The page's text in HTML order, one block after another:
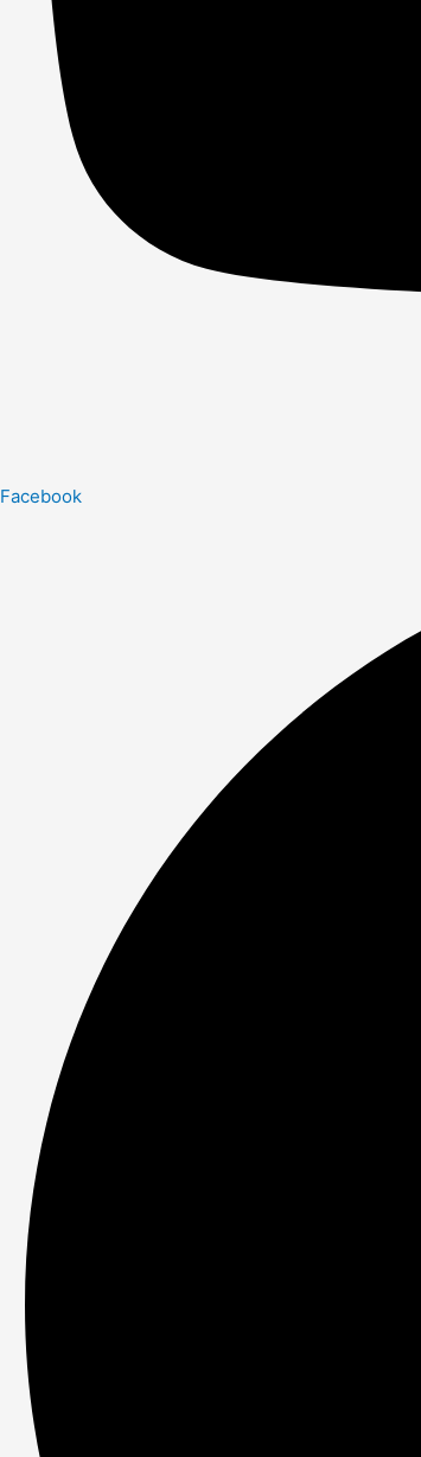
Facebook